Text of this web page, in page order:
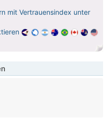
mit Vertrauensindex unter